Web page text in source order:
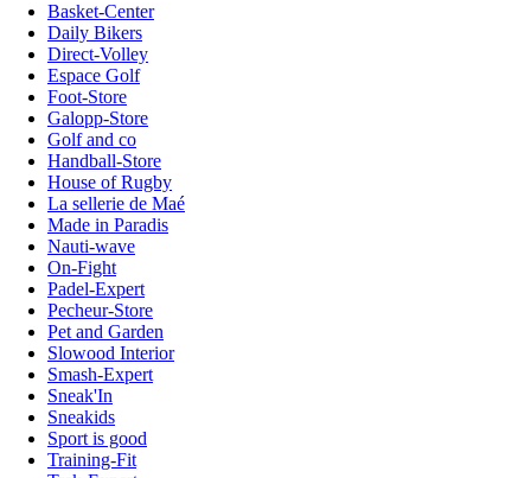
Basket-Center
Daily Bikers
Direct-Volley
Espace Golf
Foot-Store
Galopp-Store
Golf and co
Handball-Store
House of Rugby
La sellerie de Maé
Made in Paradis
Nauti-wave
On-Fight
Padel-Expert
Pecheur-Store
Pet and Garden
Slowood Interior
Smash-Expert
Sneak'In
Sneakids
Sport is good
Training-Fit